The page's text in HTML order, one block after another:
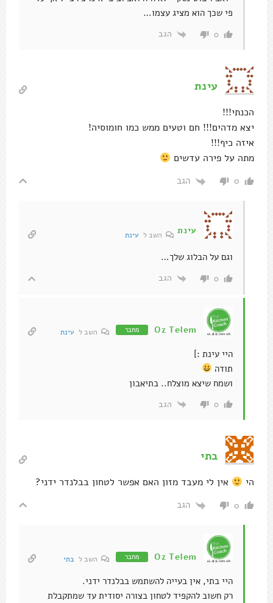
פי שכך הוא מציג עצמו…
0 הגב
עינת
הכנתי!!!
יצא מדהים!!! חם וטעים ממש כמו חומוסיה!
איזה כיף!!!
מתה על פירה עדשים
0 הגב
עינת השב ל עינת
וגם על הבלוג שלך…
0 הגב
Oz Telem מחבר השב ל עינת
היי עינת :]
תודה
ושמח שיצא מוצלח.. בתיאבון
0 הגב
בתי
הי אין לי מעבד מזון האם אפשר לטחון בבלנדר ידני?
0 הגב
Oz Telem מחבר השב ל בתי
היי בתי, אין בעייה להשתמש בבלנדר ידני.
רק חשוב להקפיד לטחון בצורה יסודית עד שמתקבלת